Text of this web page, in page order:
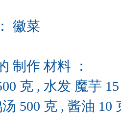
徽菜
制作 材料 ：
克 , 水发 魔芋
500 克 , 酱油 10